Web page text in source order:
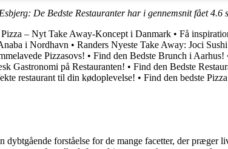
De Bedste Restauranter har i gennemsnit fået4.6
– Nyt Take Away-Koncept i Danmark • Få
i Nordhavn • Randers Nyeste Take Away: Joci
Pizzasovs! • Find den Bedste Brunch i Aarhus!
Gastronomi på Restauranten! • Find den Bedste
restaurant til din kødoplevelse! • Find den bedste
dybtgående forståelse for de mange facetter, der